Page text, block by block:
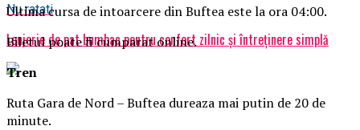
Nu ratati
Lenjerie de pat bumbac pentru confort zilnic și întreținere simplă
Ultima cursa de intoarcere din Buftea este la ora 04:00.
Biletul poate fi cumparat online.
Tren
Ruta Gara de Nord – Buftea dureaza mai putin de 20 de
minute.